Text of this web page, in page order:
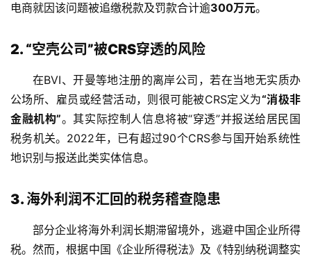
电商就因该问题被追缴税款及罚款合计逾300万元。
2. “空壳公司”被CRS穿透的风险
在BVI、开曼等地注册的离岸公司，若在当地无实质办
公场所、雇员或经营活动，则很可能被CRS定义为“消极非
金融机构”。其实际控制人信息将被“穿透”并报送给居民国
税务机关。2022年，已有超过90个CRS参与国开始系统性
地识别与报送此类实体信息。
3. 海外利润不汇回的税务稽查隐患
部分企业将海外利润长期滞留境外，逃避中国企业所得
税。然而，根据中国《企业所得税法》及《特别纳税调整实